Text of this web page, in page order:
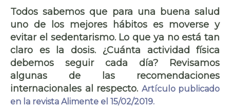
Todos sabemos que para una buena salud
uno de los mejores hábitos es moverse y
evitar el sedentarismo. Lo que ya no está tan
claro es la dosis. ¿Cuánta actividad física
debemos seguir cada día? Revisamos
algunas de las recomendaciones
internacionales al respecto. Artículo publicado
en la revista Alimente el 15/02/2019.